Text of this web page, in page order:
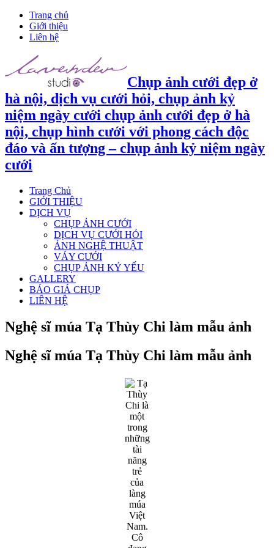
Trang chủ
Giới thiệu
Liên hệ
Chụp ảnh cưới đẹp ở
hà nội, dịch vụ cưới hỏi, chụp ảnh kỷ
niệm ngày cưới chụp ảnh cưới đẹp ở hà
nội, chụp hình cưới với phong cách độc
đáo và ấn tượng – chụp ảnh kỷ niệm ngày
cưới
Trang Chủ
GIỚI THIỆU
DỊCH VỤ
CHỤP ẢNH CƯỚI
DỊCH VỤ CƯỚI HỎI
ẢNH NGHỆ THUẬT
VÁY CƯỚI
CHỤP ẢNH KỶ YẾU
GALLERY
BÁO GIÁ CHỤP
LIÊN HỆ
Nghệ sĩ múa Tạ Thùy Chi làm mẫu ảnh
Nghệ sĩ múa Tạ Thùy Chi làm mẫu ảnh